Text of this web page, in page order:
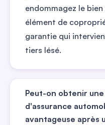
endommagez le bien
élément de
garantie qui
tiers lésé.
Peut-on obtenir
d'assurance
avantageuse après